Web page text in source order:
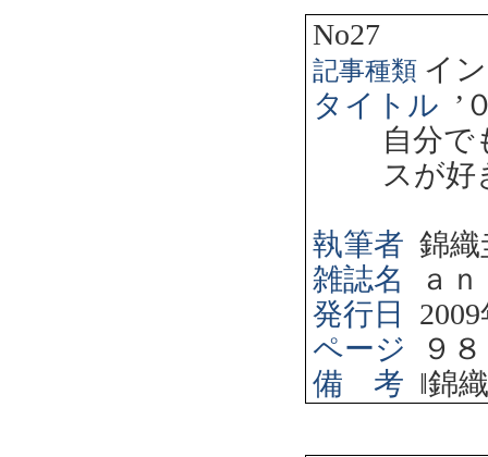
No27
記事種類 イ
タイトル ’
自分で
スが好
執筆者 錦織
雑誌名
ａ
発行日
2009
ページ
９８
備 考 ‖錦